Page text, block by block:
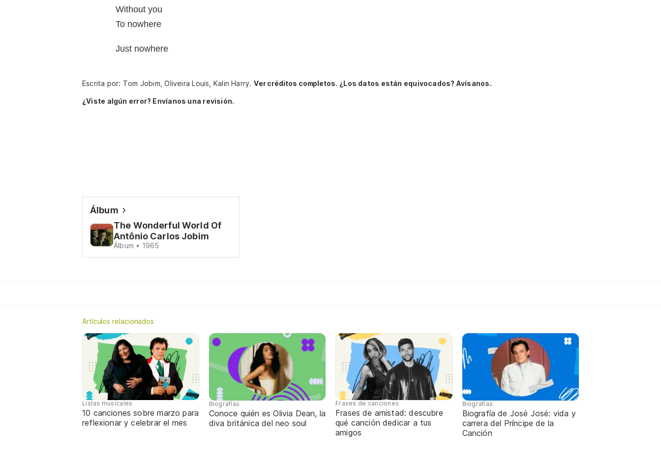
Without you
To nowhere
Just nowhere
Escrita por: Tom Jobim, Oliveira Louis, Kalin Harry. Ver créditos completos. ¿Los datos están equivocados? Avísanos.
¿Viste algún error? Envíanos una revisión.
Álbum
The Wonderful World Of
Antônio Carlos Jobim
Álbum • 1965
Artículos relacionados
Listas musicales
10 canciones sobre marzo para
reflexionar y celebrar el mes
Biografías
Conoce quién es Olivia Dean, la
diva británica del neo soul
Frases de canciones
Frases de amistad: descubre
qué canción dedicar a tus
amigos
Biografías
Biografía de José José: vida y
carrera del Príncipe de la
Canción